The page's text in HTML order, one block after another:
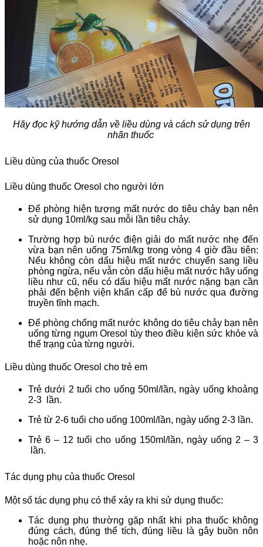
Hãy đọc kỹ hướng dẫn về liều dùng và cách sử dụng trên
nhãn thuốc
Liều dùng của thuốc Oresol
Liều dùng thuốc Oresol cho người lớn
Để phòng hiện tượng mất nước do tiêu chảy bạn nên
sử dụng 10ml/kg sau mỗi lần tiêu chảy.
Trường hợp bù nước điện giải do mất nước nhẹ đến
vừa bạn nên uống 75ml/kg trong vòng 4 giờ đầu tiên:
Nếu không còn dấu hiệu mất nước chuyển sang liều
phòng ngừa, nếu vẫn còn dấu hiệu mất nước hãy uống
liều như cũ, nếu có dấu hiệu mất nước nặng bạn cần
phải đến bệnh viện khẩn cấp để bù nước qua đường
truyền tĩnh mạch.
Để phòng chống mất nước không do tiêu chảy bạn nên
uống từng ngụm Oresol tùy theo điều kiện sức khỏe và
thể trạng của từng người.
Liều dùng thuốc Oresol cho trẻ em
Trẻ dưới 2 tuổi cho uống 50ml/lần, ngày uống khoảng
2-3 lần.
Trẻ từ 2-6 tuổi cho uống 100ml/lần, ngày uống 2-3 lần.
Trẻ 6 – 12 tuổi cho uống 150ml/lần, ngày uống 2 – 3
lần.
Tác dụng phụ của thuốc Oresol
Một số tác dụng phụ có thể xảy ra khi sử dụng thuốc:
Tác dụng phụ thường gặp nhất khi pha thuốc không
đúng cách, đúng thể tích, đúng liều là gây buồn nôn
hoặc nôn nhẹ.